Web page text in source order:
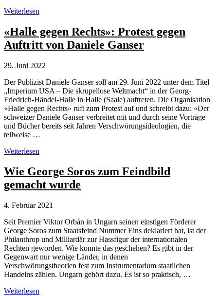
Daniele
Kommentar
zum
Jahrestag
9/11
Weiterlesen
«Halle gegen Rechts»: Protest gegen
Auftritt von Daniele Ganser
29. Juni 2022
Der Publizist Daniele Ganser soll am 29. Juni 2022 unter dem Titel
„Imperium USA – Die skrupellose Weltmacht“ in der Georg-
Friedrich-Händel-Halle in Halle (Saale) auftreten. Die Organisation
«Halle gegen Rechts» ruft zum Protest auf und schreibt dazu: «Der
schweizer Daniele Ganser verbreitet mit und durch seine Vorträge
und Bücher bereits seit Jahren Verschwörungsideologien, die
teilweise …
«Halle
Rechts»:
Protest
gegen
von
Ganser
Weiterlesen
Wie George Soros zum Feindbild
gemacht wurde
4. Februar 2021
Seit Premier Viktor Orbán in Ungarn seinen einstigen Förderer
George Soros zum Staatsfeind Nummer Eins deklariert hat, ist der
Philanthrop und Milliardär zur Hassfigur der internationalen
Rechten geworden. Wie konnte das geschehen? Es gibt in der
Gegenwart nur wenige Länder, in denen
Verschwörungstheorien fest zum Instrumentarium staatlichen
Handelns zählen. Ungarn gehört dazu. Es ist so praktisch, …
Wie
Weiterlesen